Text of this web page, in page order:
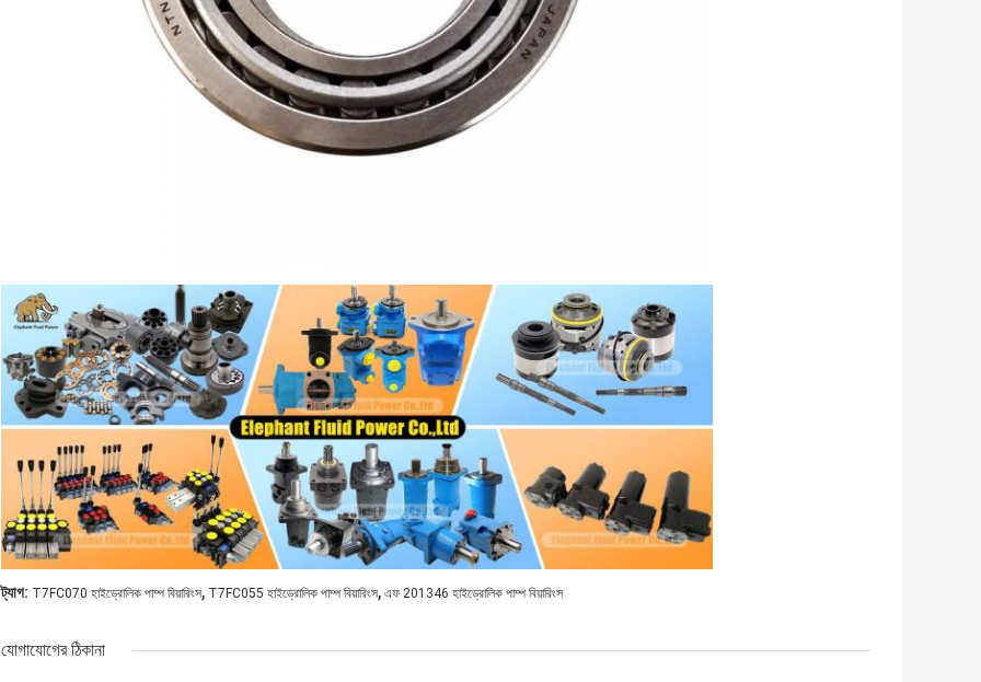
ট্যাগ: T7FC070 হাইড্রোলিক পাম্প বিয়ারিংস, T7FC055 হাইড্রোলিক পাম্প বিয়ারিংস, এফ 201346 হাইড্রোলিক পাম্প বিয়ারিংস
যোগাযোগের ঠিকানা